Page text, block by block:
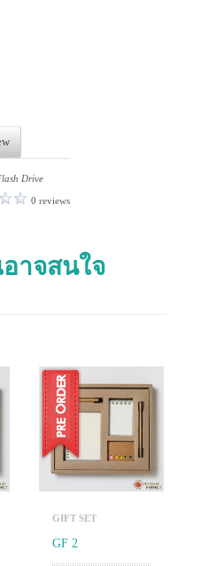
Drive
0 reviews
าจสนใจ
GIFT SET
GF 2